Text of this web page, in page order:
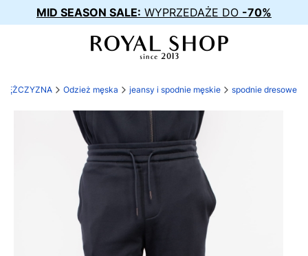
MID SEASON SALE: WYPRZEDAŻE DO -70%
MĘŻCZYZNA Odzież męska jeansy i spodnie męskie spodnie dresowe